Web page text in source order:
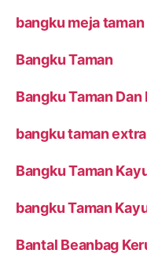
bangku meja
Bangku Taman
Bangku Taman
bangku taman extra
Bangku Taman
bangku Taman
Bantal Beanbag